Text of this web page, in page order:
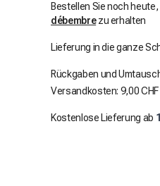
Bestellen Sie noch
débembrezu erhalten
Lieferung in die ganze
Rückgaben und
Versandkosten: 9,00 CHF
Kostenlose Lieferung ab